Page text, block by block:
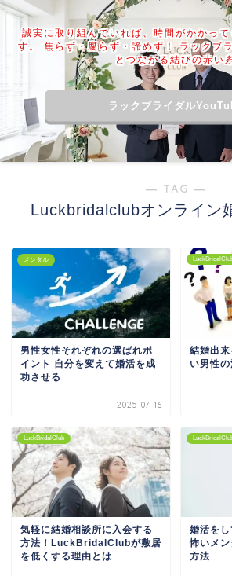
誠実に取り組んでいれば、時間がかかっ
す。 焦らず・腐らず・諦めず！ ラックブ
とつながる結びの赤い
ラックブライダル
― TAG ―
Luckbridalclubオンライン
メンタル
男性女性それぞれの選ばれポ
イント 自分を変えて婚活を成
功させる
2025-07-16
結婚出
い男性
LuckBridalClub
気軽に結婚相談所に入会する
方法！LuckBridalClubが敷居
を低くする理由とは
婚活を
怖いメ
方法